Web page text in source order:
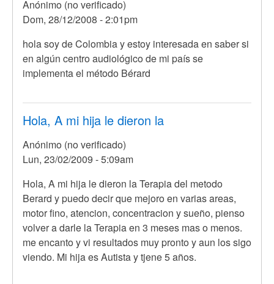
Anónimo (no verificado)
Dom, 28/12/2008 - 2:01pm
hola soy de Colombia y estoy interesada en saber si
en algún centro audiológico de mi país se
implementa el método Bérard
Hola, A mi hija le dieron la
Anónimo (no verificado)
Lun, 23/02/2009 - 5:09am
Hola, A mi hija le dieron la Terapia del metodo
Berard y puedo decir que mejoro en varias areas,
motor fino, atencion, concentracion y sueño, pienso
volver a darle la Terapia en 3 meses mas o menos.
me encanto y vi resultados muy pronto y aun los sigo
viendo. Mi hija es Autista y tjene 5 años.